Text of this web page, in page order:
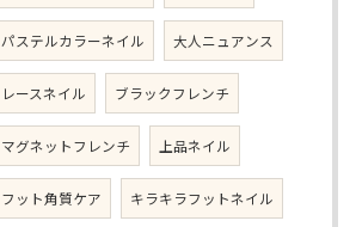
パステルカラーネイル 大人ニュアンス
レースネイル ブラックフレンチ
マグネットフレンチ 上品ネイル
フット角質ケア キラキラフットネイル